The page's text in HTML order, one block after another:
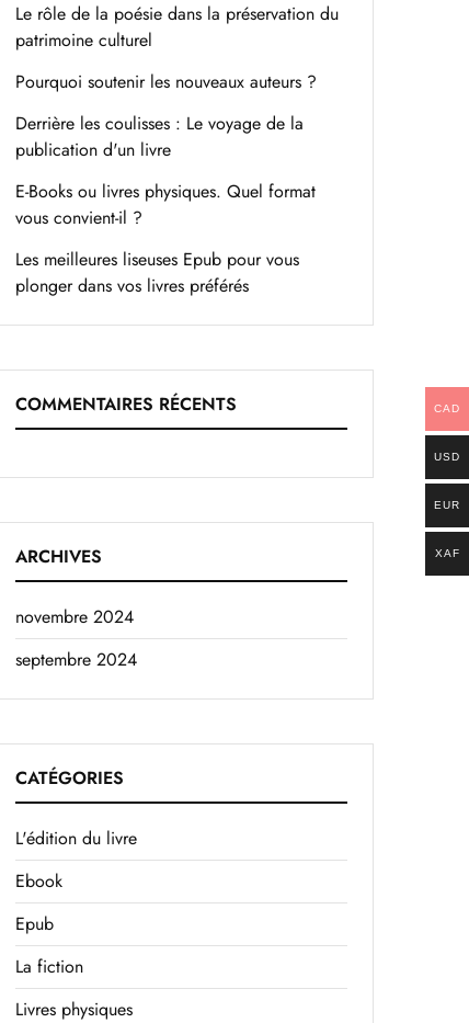
Le rôle de la poésie dans la préservation du
patrimoine culturel
Pourquoi soutenir les nouveaux auteurs ?
Derrière les coulisses : Le voyage de la
publication d'un livre
E-Books ou livres physiques. Quel format
vous convient-il ?
Les meilleures liseuses Epub pour vous
plonger dans vos livres préférés
COMMENTAIRES RÉCENTS
ARCHIVES
novembre 2024
septembre 2024
CATÉGORIES
L'édition du livre
Ebook
Epub
La fiction
Livres physiques
CAD
USD
EUR
XAF